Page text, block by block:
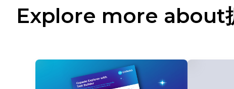
Explore more about